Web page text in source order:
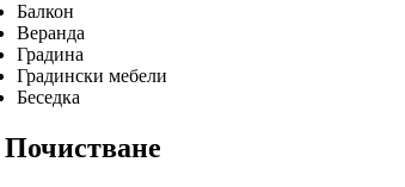
Балкон
Веранда
Градина
Градински мебели
Беседка
Почистване